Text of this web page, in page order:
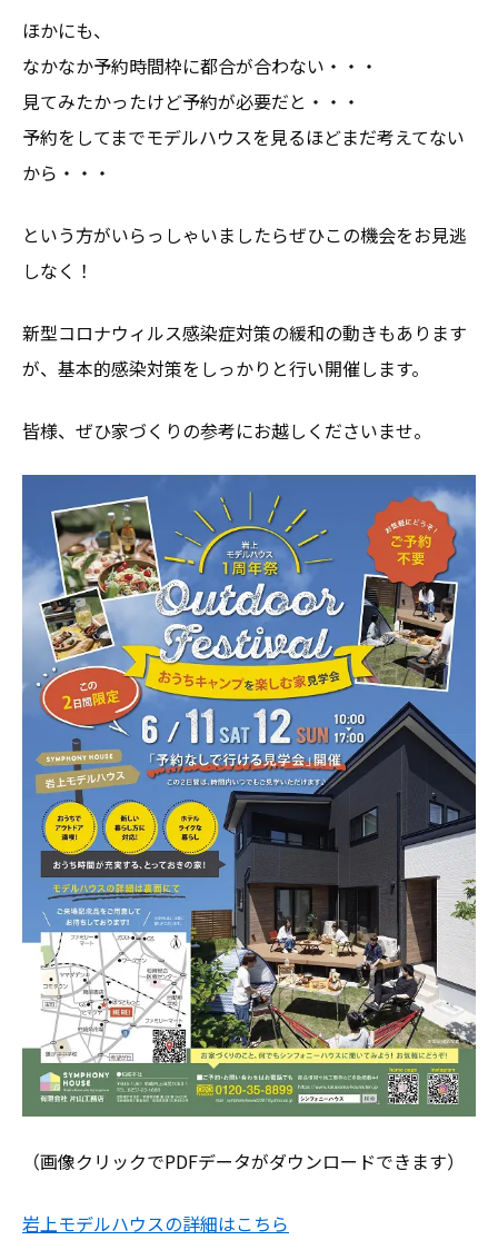
ほかにも、
なかなか予約時間枠に都合が合わない・・・
見てみたかったけど予約が必要だと・・・
予約をしてまでモデルハウスを見るほどまだ考えてない
から・・・
という方がいらっしゃいましたらぜひこの機会をお見逃
しなく！
新型コロナウィルス感染症対策の緩和の動きもあります
が、基本的感染対策をしっかりと行い開催します。
皆様、ぜひ家づくりの参考にお越しくださいませ。
（画像クリックでPDFデータがダウンロードできます）
岩上モデルハウスの詳細はこちら